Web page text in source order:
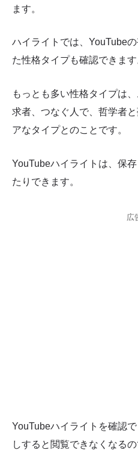
ます。
ハイライトでは、YouTube
た性格タイプも確認できます
もっとも多い性格タイプは
求者、つなぐ人で、哲学者
アなタイプとのことです。
YouTubeハイライトは、保
たりできます。
広
YouTubeハイライトを確認
しすると閲覧できなくなる